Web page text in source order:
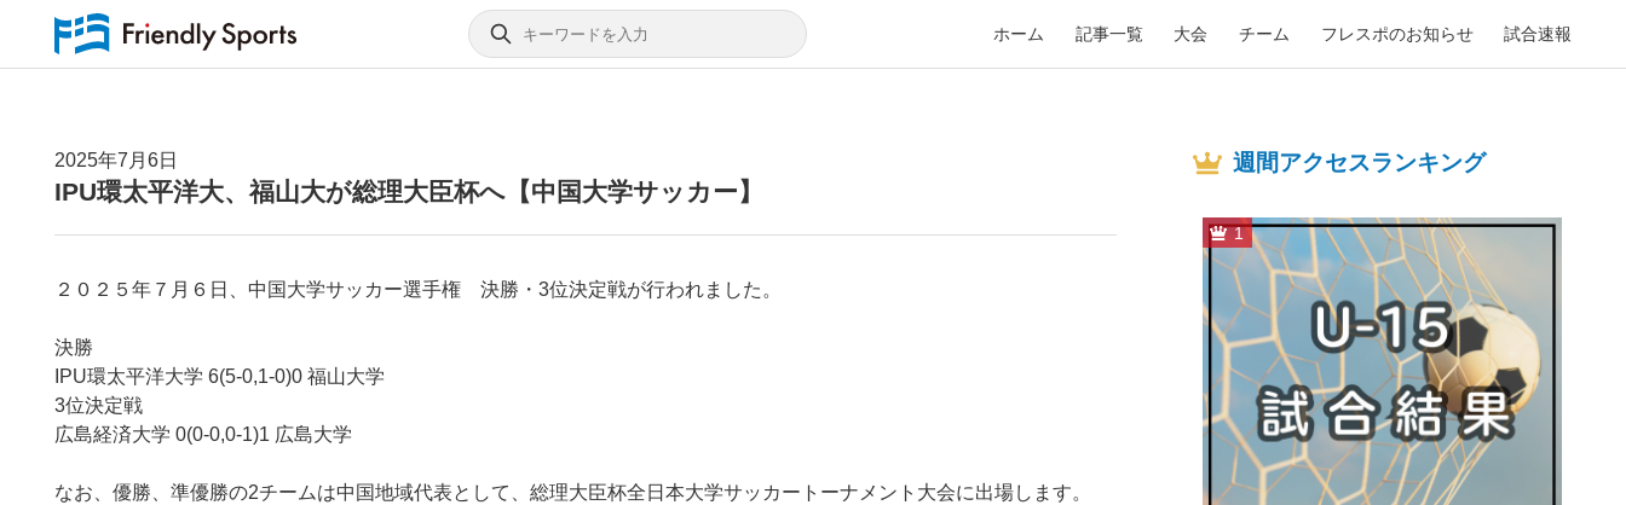
ホーム 記事一覧 大会 チーム フレスポのお知らせ 試合速報
2025年7月6日
IPU環太平洋大、福山大が総理大臣杯へ【中国大学サッカー】
２０２５年７月６日、中国大学サッカー選手権 決勝・3位決定戦が行われました。
決勝
IPU環太平洋大学 6(5-0,1-0)0 福山大学
3位決定戦
広島経済大学 0(0-0,0-1)1 広島大学
なお、優勝、準優勝の2チームは中国地域代表として、総理大臣杯全日本大学サッカートーナメント大会に出場します。
週間アクセスランキング
1